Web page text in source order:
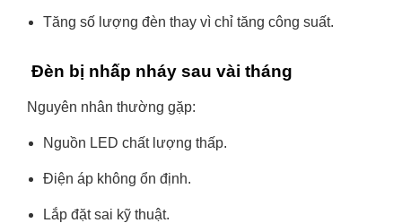
Tăng số lượng đèn thay vì chỉ tăng công suất.
Đèn bị nhấp nháy sau vài tháng
Nguyên nhân thường gặp:
Nguồn LED chất lượng thấp.
Điện áp không ổn định.
Lắp đặt sai kỹ thuật.